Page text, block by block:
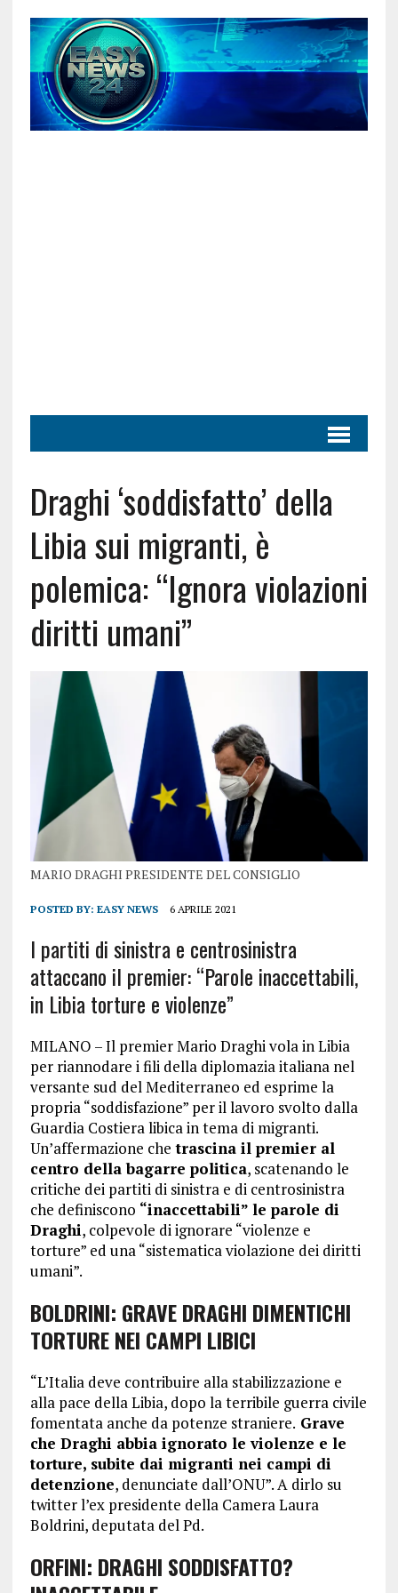
Draghi ‘soddisfatto’ della
Libia sui migranti, è
polemica: “Ignora violazioni
diritti umani”
MARIO DRAGHI PRESIDENTE DEL CONSIGLIO
POSTED BY: EASY NEWS 6 APRILE 2021
I partiti di sinistra e centrosinistra
attaccano il premier: “Parole inaccettabili,
in Libia torture e violenze”
MILANO – Il premier Mario Draghi vola in Libia
per riannodare i fili della diplomazia italiana nel
versante sud del Mediterraneo ed esprime la
propria “soddisfazione” per il lavoro svolto dalla
Guardia Costiera libica in tema di migranti.
Un’affermazione che trascina il premier al
centro della bagarre politica, scatenando le
critiche dei partiti di sinistra e di centrosinistra
che definiscono “inaccettabili” le parole di
Draghi, colpevole di ignorare “violenze e
torture” ed una “sistematica violazione dei diritti
umani”.
BOLDRINI: GRAVE DRAGHI DIMENTICHI
TORTURE NEI CAMPI LIBICI
“L’Italia deve contribuire alla stabilizzazione e
alla pace della Libia, dopo la terribile guerra civile
fomentata anche da potenze straniere. Grave
che Draghi abbia ignorato le violenze e le
torture, subite dai migranti nei campi di
detenzione, denunciate dall’ONU”. A dirlo su
twitter l’ex presidente della Camera Laura
Boldrini, deputata del Pd.
ORFINI: DRAGHI SODDISFATTO?